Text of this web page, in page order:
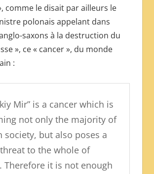
comme le disait par ailleurs le
polonais appelant dans
saxons à la destruction du
», ce « cancer », du monde
:
Mir” is a cancer which is
not only the majority of
society, but also poses a
to the whole of
Therefore it is not enough